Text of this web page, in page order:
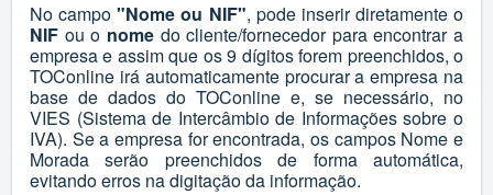
No campo"Nome ou NIF", pode inserir diretamente o
NIF ou o nomedo cliente/fornecedor para encontrar a
empresa e assim que os 9 dígitos forem preenchidos, o
TOConline irá automaticamente procurar a empresa na
base de dados do TOConline e, se necessário, no
VIES (Sistema de Intercâmbio de Informações sobre o
IVA). Se a empresa for encontrada, os campos Nome e
Morada serão preenchidos de forma automática,
evitando erros na digitação da informação.